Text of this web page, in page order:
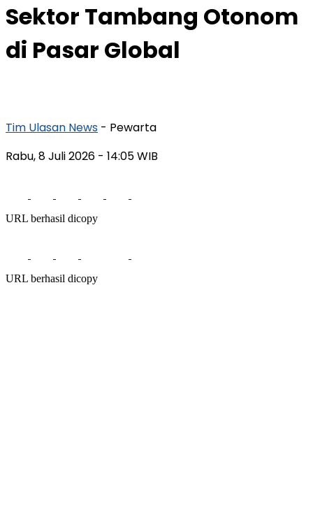
Sektor Tambang Otonom
di Pasar Global
Tim Ulasan News - Pewarta
Rabu, 8 Juli 2026 - 14:05 WIB
URL berhasil dicopy
URL berhasil dicopy